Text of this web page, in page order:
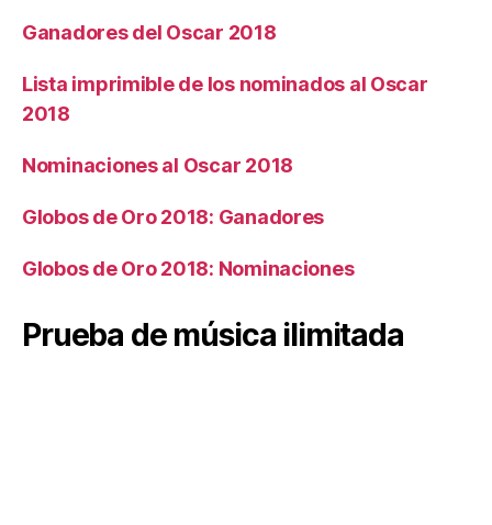
Ganadores del Oscar 2018
Lista imprimible de los nominados al Oscar
2018
Nominaciones al Oscar 2018
Globos de Oro 2018: Ganadores
Globos de Oro 2018: Nominaciones
Prueba de música ilimitada